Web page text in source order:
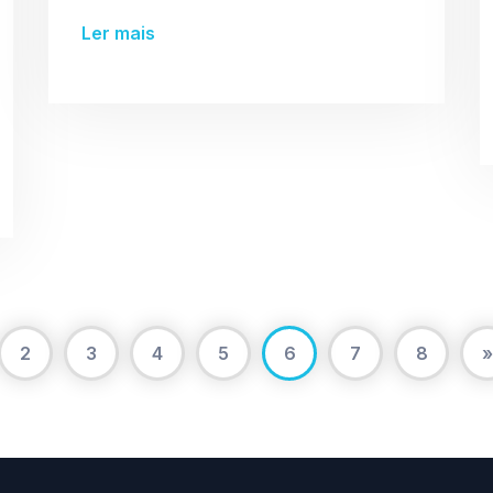
Ler mais
2 3 4 5 6 7 8 »